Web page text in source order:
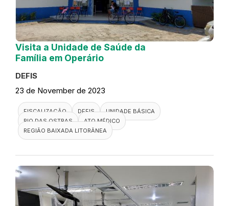
Visita a Unidade de Saúde da
Família em Operário
DEFIS
23 de November de 2023
FISCALIZAÇÃO DEFIS
UNIDADE BÁSICA
RIO DAS OSTRAS
ATO MÉDICO
REGIÃO BAIXADA LITORÂNEA